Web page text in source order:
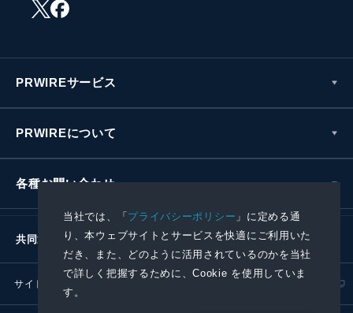
当社では、「プライバシーポリシー 」に定める通
り、本ウェブサイトとサービスを快適にご利用いた
だき、また、どのように活用されているのかを当社
で詳しく把握するために、Cookie を使用していま
す。
PRWIREサービス
PRWIREについて
各種お問い合わせ
共同通信社グループ
サイトポリシー